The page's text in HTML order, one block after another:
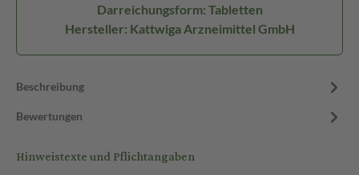
Darreichungsform: Tabletten
Hersteller: Kattwiga Arzneimittel GmbH
Beschreibung
Bewertungen
Hinweistexte und Pflichtangaben